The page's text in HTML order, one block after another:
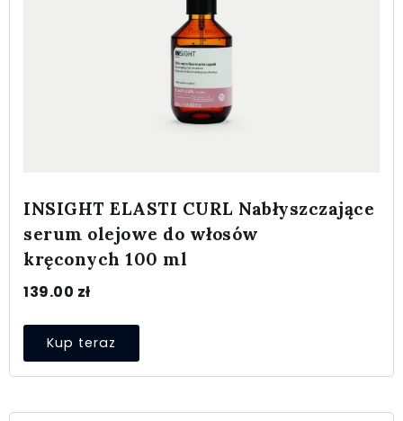
INSIGHT ELASTI CURL Nabłyszczające
serum olejowe do włosów
kręconych 100 ml
139.00 zł
Kup teraz